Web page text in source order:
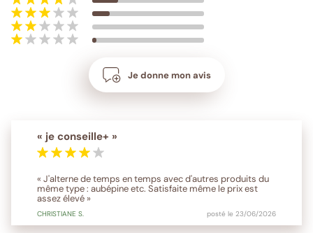
Je donne mon avis
« je conseille+ »
« J'alterne de temps en temps avec d'autres produits du
même type : aubépine etc. Satisfaite même le prix est
assez élevé »
CHRISTIANE S. posté le 23/06/2026